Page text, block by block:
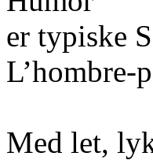
er typiske
L’hombre-
Med let,